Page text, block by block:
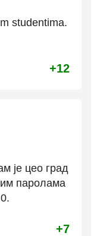
studentima.
+12
је цео град
паролама
+7